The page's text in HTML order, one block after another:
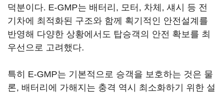
덕분이다. E-GMP는 배터리, 모터, 차체, 섀시 등 전
기차에 최적화된 구조와 함께 획기적인 안전설계를
반영해 다양한 상황에서도 탑승객의 안전 확보를 최
우선으로 고려했다.
특히 E-GMP는 기본적으로 승객을 보호하는 것은 물
론, 배터리에 가해지는 충격 역시 최소화하기 위한 설